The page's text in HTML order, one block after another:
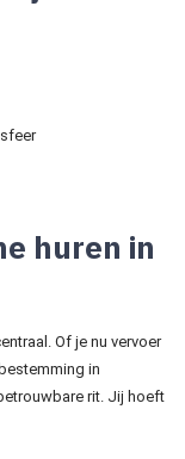
huren in
Of je nu vervoer
in
rit. Jij hoeft